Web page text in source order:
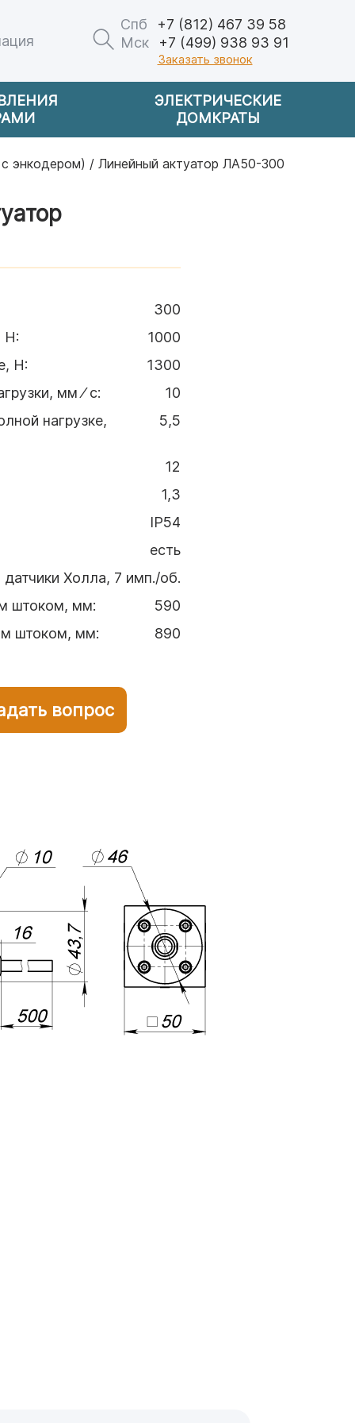
Спб
+7 (812) 467 39 58
Мск
+7 (499) 938 93 91
Заказать звонок
ЭЛЕКТРИЧЕСКИЕ
ДОМКРАТЫ
энкодером) / Линейный актуатор ЛА50-300
300
Н:
1000
H:
1300
мм ⁄ с:
10
нагрузке,
5,5
12
1,3
IP54
есть
датчики Холла, 7 имп./об.
штоком, мм:
590
штоком, мм: 890
вопрос